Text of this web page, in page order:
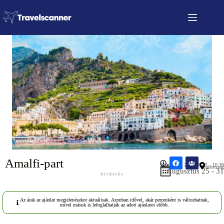
Augusztus 25 - 31
Közzétéve: 2026.06.30 – 16:30
Olaszország
Amalfi-part
hirdetés
Az árak az ajánlat megjelenésekor aktuálisak. Azonban idővel, akár percenként is változhatnak,
mivel mások is lefoglalhatják az adott ajánlatot előbb.